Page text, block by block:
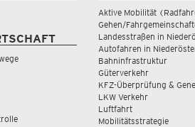
Aktive Mobilität
Gehen/
Landesstraßen in
Autofahren in
Bahninfrastruktur
Güterverkehr
KFZ-Überprüfung &
LKW Verkehr
Luftfahrt
Mobilitätsstrategie